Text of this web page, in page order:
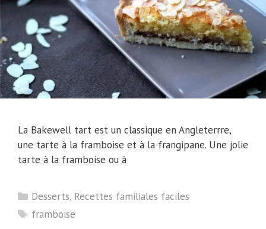
La Bakewell tart est un classique en Angleterrre,
une tarte à la framboise et à la frangipane. Une jolie
tarte à la framboise ou à
Catégories
Desserts, Recettes familiales faciles
Étiquettes
framboise